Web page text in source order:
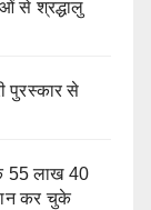
से श्रद्धालु
पुरस्कार से
55 लाख 40
कर चुके